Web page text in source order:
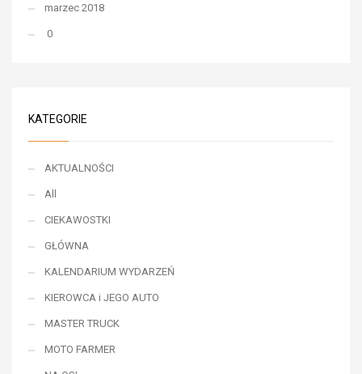
marzec 2018
0
KATEGORIE
AKTUALNOŚCI
All
CIEKAWOSTKI
GŁÓWNA
KALENDARIUM WYDARZEŃ
KIEROWCA i JEGO AUTO
MASTER TRUCK
MOTO FARMER